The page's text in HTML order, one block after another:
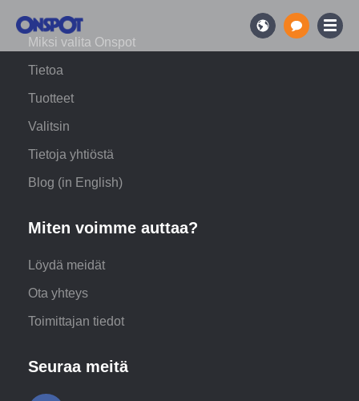
Miksi valita Onspot
Tietoa
Tuotteet
Valitsin
Tietoja yhtiöstä
Blog (in English)
Miten voimme auttaa?
Löydä meidät
Ota yhteys
Toimittajan tiedot
Seuraa meitä